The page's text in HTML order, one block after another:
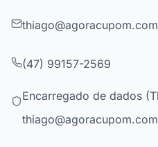
(47) 99157-2569
Encarregado de dados